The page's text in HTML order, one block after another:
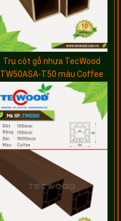
Trụ cột gỗ nhựa TecWood
TW50ASA-T50 màu Coffee